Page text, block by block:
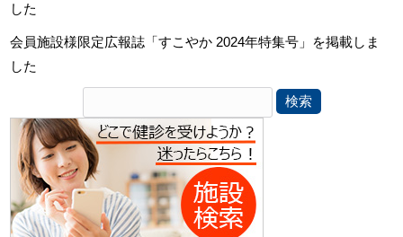
した
会員施設様限定広報誌「すこやか 2024年特集号」を掲載しま
した